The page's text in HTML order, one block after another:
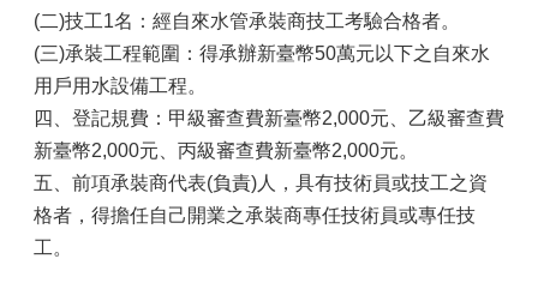
(二)技工1名：經自來水管承裝商技工考驗合格者。
(三)承裝工程範圍：得承辦新臺幣50萬元以下之自來水
用戶用水設備工程。
四、登記規費：甲級審查費新臺幣2,000元、乙級審查費
新臺幣2,000元、丙級審查費新臺幣2,000元。
五、前項承裝商代表(負責)人，具有技術員或技工之資
格者，得擔任自己開業之承裝商專任技術員或專任技
工。